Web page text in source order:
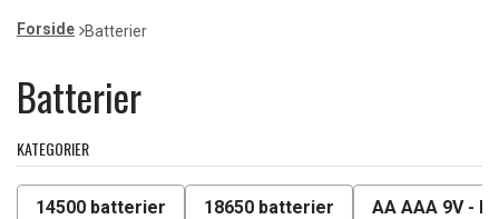
Forside Batterier
Batterier
KATEGORIER
14500 batterier 18650 batterier AA AAA 9V -